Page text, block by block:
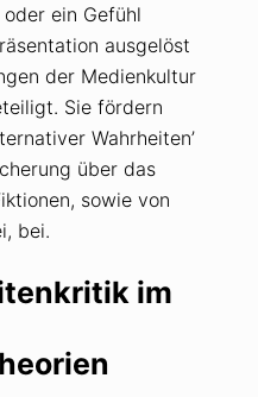
ein Gefühl
ausgelöst
der Medienkultur
Sie fördern
Wahrheiten’
über das
sowie von
bei.
im